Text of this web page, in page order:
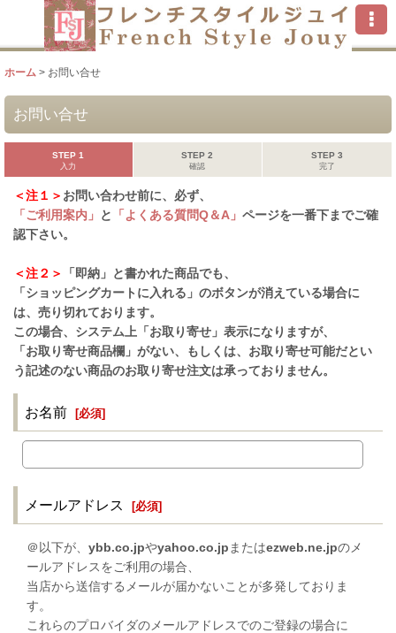
ホーム > お問い合せ
お問い合せ
STEP 1
入力
STEP 2
確認
STEP 3
完了
＜注１＞ お問い合わせ前に、必ず、
「ご利用案内」 と 「よくある質問Q＆A」 ページを一番下までご確
認下さい。
＜注２＞
「即納」と書かれた商品でも、
「ショッピングカートに入れる」のボタンが消えている場合に
は、売り切れております。
この場合、システム上「お取り寄せ」表示になりますが、
「お取り寄せ商品欄」がない、もしくは、お取り寄せ可能だとい
う記述のない商品のお取り寄せ注文は承っておりません。
お名前 [必須]
メールアドレス [必須]
＠以下が、 ybb.co.jpやyahoo.co.jp またはezweb.ne.jpのメ
ールアドレスをご利用の場合、
当店から送信するメールが届かないことが多発しておりま
す。
これらのプロバイダのメールアドレスでのご登録の場合に